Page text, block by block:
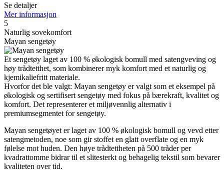
Se detaljer
Mer informasjon
5
Naturlig sovekomfort
Mayan sengetøy
Et sengetøy laget av 100 % økologisk bomull med satengveving og
høy trådtetthet, som kombinerer myk komfort med et naturlig og
kjemikaliefritt materiale.
Hvorfor det ble valgt: Mayan sengetøy er valgt som et eksempel på
økologisk og sertifisert sengetøy med fokus på bærekraft, kvalitet og
komfort. Det representerer et miljøvennlig alternativ i
premiumsegmentet for sengetøy.
Mayan sengetøyet er laget av 100 % økologisk bomull og vevd etter
satengmetoden, noe som gir stoffet en glatt overflate og en myk
følelse mot huden. Den høye trådtettheten på 500 tråder per
kvadrattomme bidrar til et slitesterkt og behagelig tekstil som bevarer
kvaliteten over tid.